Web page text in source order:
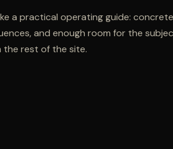
a practical operating guide: concrete
and enough room for the
the rest of the site.